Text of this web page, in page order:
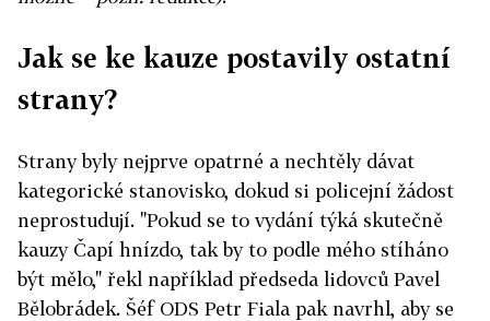
Jak se ke kauze postavily ostatní
strany?
Strany byly nejprve opatrné a nechtěly dávat
kategorické stanovisko, dokud si policejní žádost
neprostudují. "Pokud se to vydání týká skutečně
kauzy Čapí hnízdo, tak by to podle mého stíháno
být mělo," řekl například předseda lidovců Pavel
Bělobrádek. Šéf ODS Petr Fiala pak navrhl, aby se